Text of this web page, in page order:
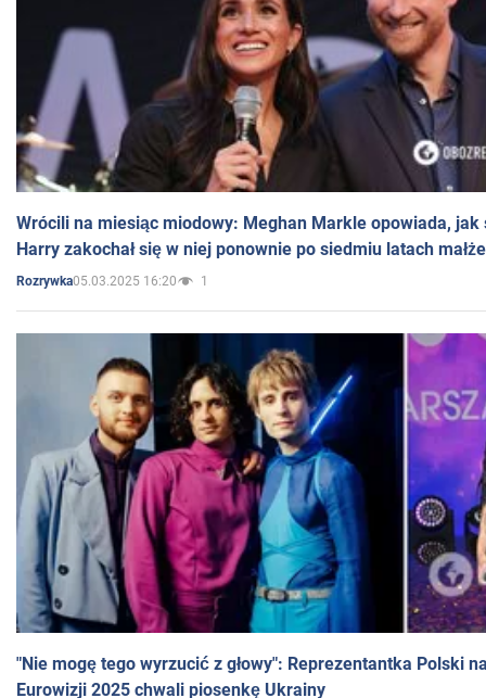
Wrócili na miesiąc miodowy: Meghan Markle opowiada, jak
Harry zakochał się w niej ponownie po siedmiu latach
Rozrywka05.03.2025 16:20 1
"Nie mogę tego wyrzucić z głowy": Reprezentantka Polski
Eurowizji 2025 chwali piosenkę Ukrainy